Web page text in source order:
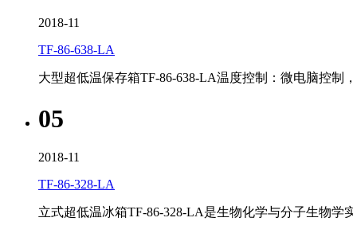
2018-11
​TF-86-638-LA
大型超低温保存箱TF-86-638-LA温度控制：微电脑控
05
2018-11
TF-86-328-LA
立式超低温冰箱​TF-86-328-LA是生物化学与分子生物